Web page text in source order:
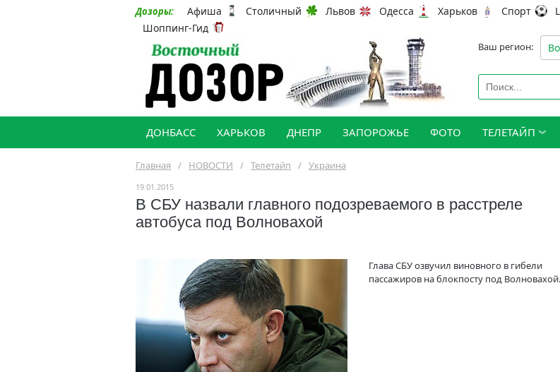
Дозоры: Афиша Столичный Львов Одесса Харьков Спорт
Шоппинг-Гид
Ваш регион:
ДОНБАСС ХАРЬКОВ ДНЕПР ЗАПОРОЖЬЕ ФОТО ТЕЛЕТАЙП
Главная / НОВОСТИ / Телетайп / Украина
19.01.2015
В СБУ назвали главного подозреваемого в расстреле
автобуса под Волновахой
Глава СБУ озвучил виновного в гибели
пассажиров на блокпосту под Волновахой.